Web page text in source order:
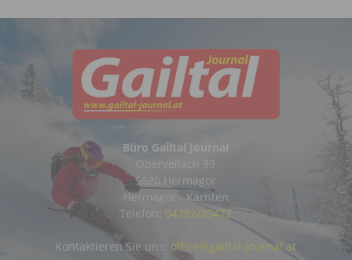
Büro Gailtal Journal
Obervellach 99
9620 Hermagor
Hermagor - Kärnten
Telefon: 04282/20472
Kontaktieren Sie uns: office@gailtal-journal.at